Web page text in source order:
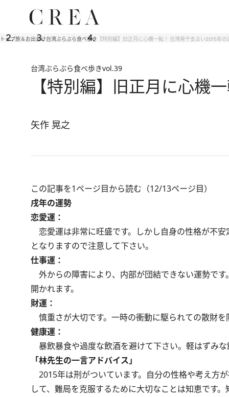
トップ旅＆お出かけ台湾ぶらぶら食べ歩き 【特別編】旧正月に心機一転！ 台湾発干支占い2015年の
台湾ぶらぶら食べ歩きvol.39
【特別編】旧正月に心機
矢作 晃之
この記事を1ページ目から読む（12/13ページ目）
戌年の運勢
恋愛運：
恋愛運は非常に旺盛です。しかし自身の性格が不
となりますので注意して下さい。
仕事運：
外からの障害により、内部が団結できない運勢で
開かれます。
財運：
慎重さが大切です。一時の衝動に駆られての散財を
健康運：
暴飲暴食や過度な飲酒を避けて下さい。軽はずみ
「林先生の一言アドバイス」
2015年は刑がついています。自分の性格や考え方
して、難局を克服するために大切なことは知恵です